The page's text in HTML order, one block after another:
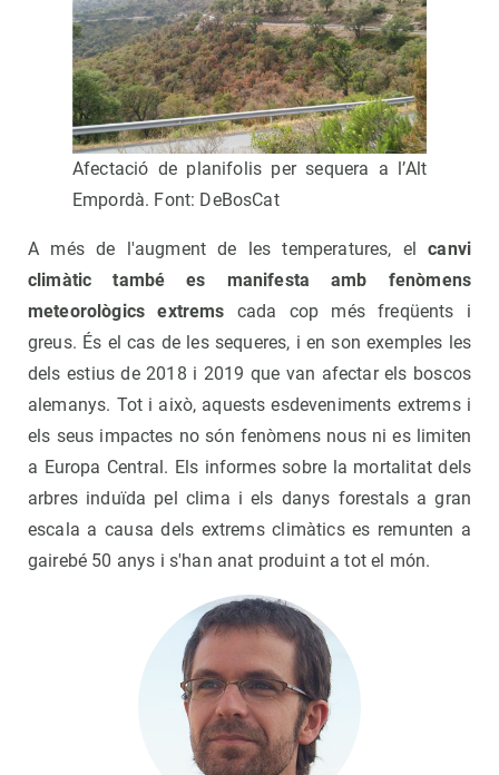
Afectació de planifolis per sequera a l’Alt
Empordà. Font: DeBosCat
A més de l'augment de les temperatures, elcanvi
climàtic també es manifesta amb fenòmens
meteorològics extrems cada cop més freqüents i
greus. És el cas de les sequeres, i en son exemples les
dels estius de 2018 i 2019 que van afectar els boscos
alemanys. Tot i això, aquests esdeveniments extrems i
els seus impactes no són fenòmens nous ni es limiten
a Europa Central. Els informes sobre la mortalitat dels
arbres induïda pel clima i els danys forestals a gran
escala a causa dels extrems climàtics es remunten a
gairebé 50 anys i s'han anat produint a tot el món.